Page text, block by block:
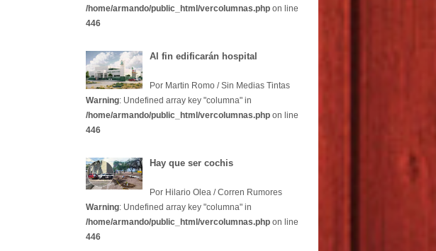
/home/armando/public_html/vercolumnas.php on line
446
Al fin edificarán hospital
Por Martin Romo / Sin Medias Tintas
Warning: Undefined array key "columna" in
/home/armando/public_html/vercolumnas.php on line
446
Hay que ser cochis
Por Hilario Olea / Corren Rumores
Warning: Undefined array key "columna" in
/home/armando/public_html/vercolumnas.php on line
446